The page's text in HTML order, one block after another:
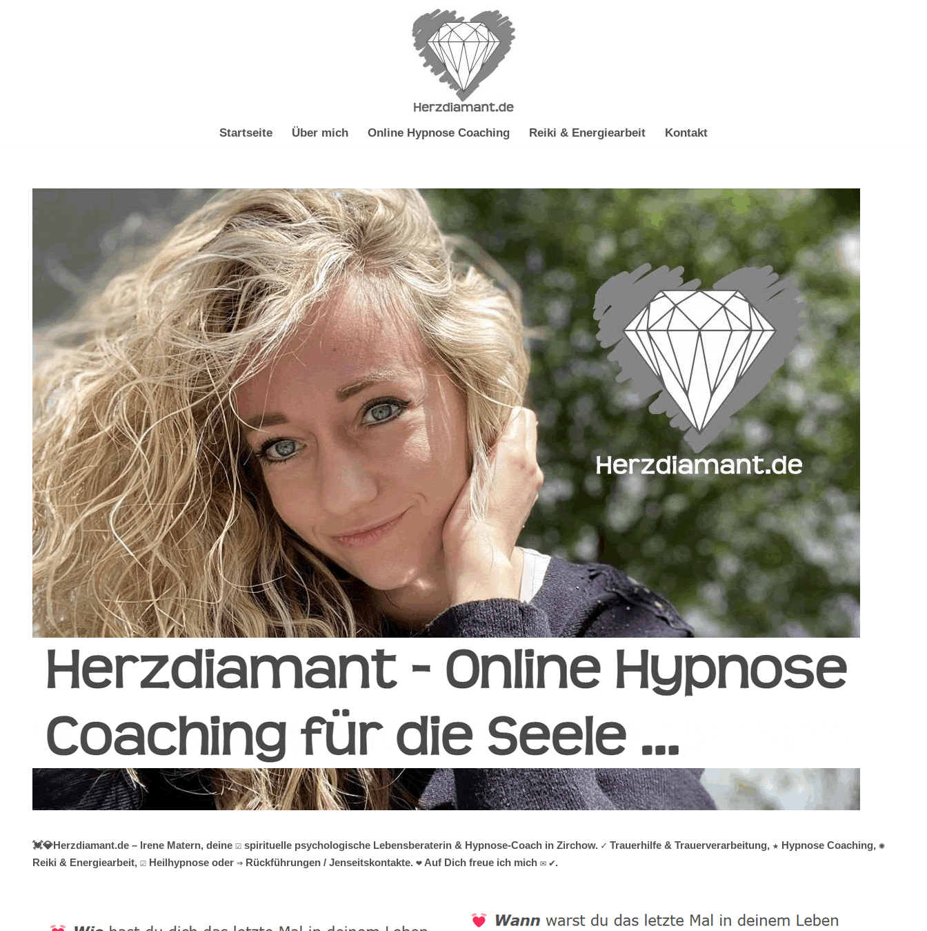
Startseite Über mich Online Hypnose Coaching Reiki & Energiearbeit Kontakt
💓️💎Herzdiamant.de – Irene Matern, deine ☑️ spirituelle psychologische Lebensberaterin & Hypnose-Coach in Zirchow. ✓ Trauerhilfe & Trauerverarbeitung, ★ Hypnose Coaching, ✺
Reiki & Energiearbeit, ☑️ Heilhypnose oder ⇒ Rückführungen / Jenseitskontakte. ❤ Auf Dich freue ich mich ✉ ✔.